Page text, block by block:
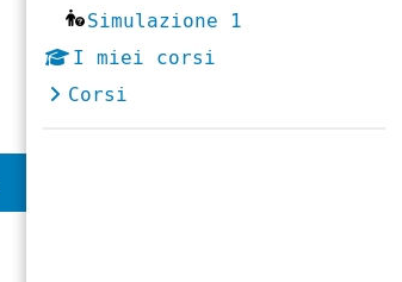
Simulazione 1
I miei corsi
Corsi